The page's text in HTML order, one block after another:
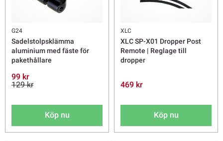
G24
Sadelstolpsklämma
aluminium med fäste för
pakethållare
99 kr
129 kr
Köp nu
XLC
XLC SP-X01 Dropper Post
Remote | Reglage till
dropper
469 kr
Köp nu